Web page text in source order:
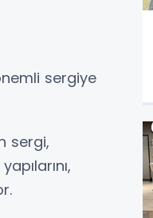
sergiye
sergi,